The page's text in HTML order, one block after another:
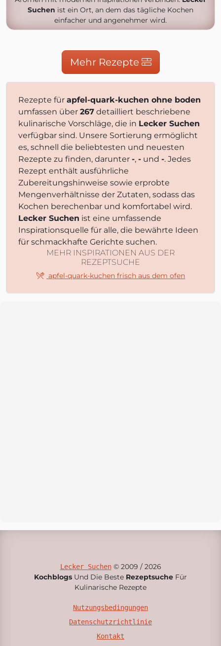
Suchen ist ein Ort, an dem das tägliche Kochen
einfacher und angenehmer wird.
Mehr Rezepte
Rezepte für apfel-quark-kuchen ohne boden
umfassen über 267 detailliert beschriebene
kulinarische Vorschläge, die in Lecker Suchen
verfügbar sind. Unsere Sortierung ermöglicht
es, schnell die beliebtesten und neuesten
Rezepte zu finden, darunter -, - und -. Jedes
Rezept enthält ausführliche
Zubereitungshinweise sowie erprobte
Mengenverhältnisse der Zutaten, sodass das
Kochen berechenbar und komfortabel wird.
Lecker Suchen ist eine umfassende
Inspirationsquelle für alle, die bewährte Ideen
für schmackhafte Gerichte suchen.
MEHR INSPIRATIONEN AUS DER
REZEPTSUCHE
apfel-quark-kuchen frisch aus dem ofen
Lecker Suchen© 2009 / 2026
Kochblogs Und Die Beste Rezeptsuche Für
Kulinarische Rezepte
Nutzungsbedingungen
Datenschutzrichtlinie
Kontakt